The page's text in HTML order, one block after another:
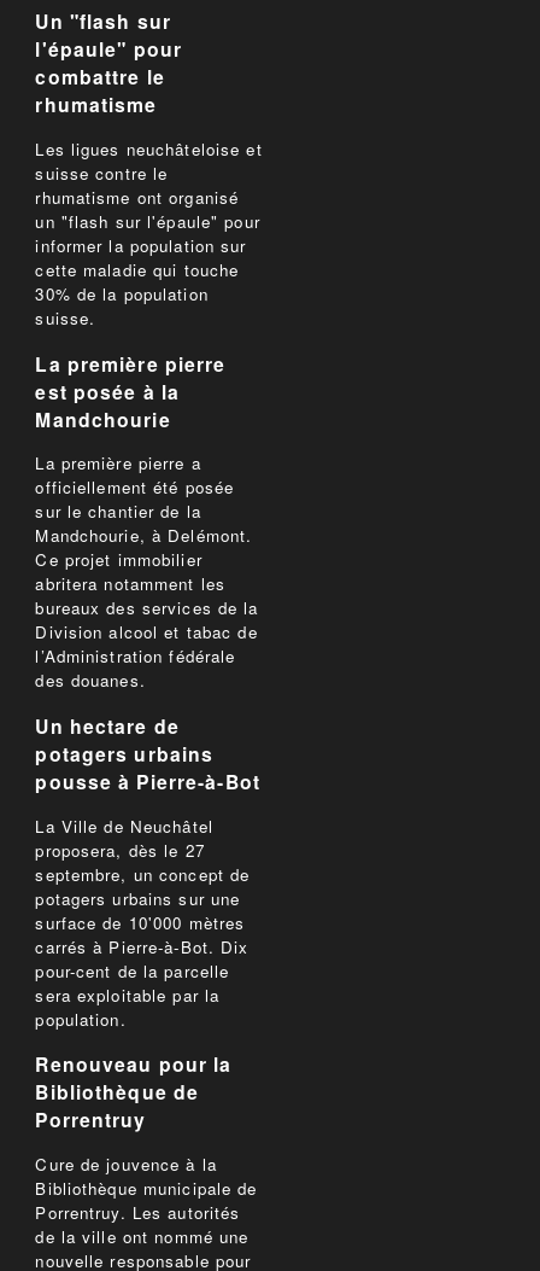
Un "flash sur
l'épaule" pour
combattre le
rhumatisme
Les ligues neuchâteloise et
suisse contre le
rhumatisme ont organisé
un "flash sur l'épaule" pour
informer la population sur
cette maladie qui touche
30% de la population
suisse.
La première pierre
est posée à la
Mandchourie
La première pierre a
officiellement été posée
sur le chantier de la
Mandchourie, à Delémont.
Ce projet immobilier
abritera notamment les
bureaux des services de la
Division alcool et tabac de
l’Administration fédérale
des douanes.
Un hectare de
potagers urbains
pousse à Pierre-à-Bot
La Ville de Neuchâtel
proposera, dès le 27
septembre, un concept de
potagers urbains sur une
surface de 10'000 mètres
carrés à Pierre-à-Bot. Dix
pour-cent de la parcelle
sera exploitable par la
population.
Renouveau pour la
Bibliothèque de
Porrentruy
Cure de jouvence à la
Bibliothèque municipale de
Porrentruy. Les autorités
de la ville ont nommé une
nouvelle responsable pour